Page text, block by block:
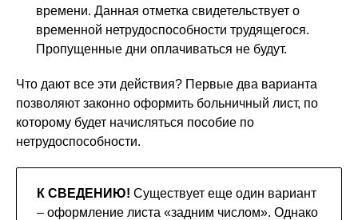
времени. Данная отметка свидетельствует о
временной нетрудоспособности трудящегося.
Пропущенные дни оплачиваться не будут.
Что дают все эти действия? Первые два варианта
позволяют законно оформить больничный лист, по
которому будет начисляться пособие по
нетрудоспособности.
К СВЕДЕНИЮ! Существует еще один вариант
– оформление листа «задним числом». Однако